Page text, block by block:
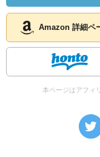
Amazon 詳細ペ
本ページはアフィ